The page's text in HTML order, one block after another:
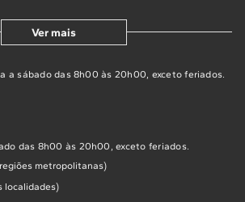
Ver mais
a sábado das 8h00 às 20h00, exceto feriados.
das 8h00 às 20h00, exceto feriados.
metropolitanas)
localidades)